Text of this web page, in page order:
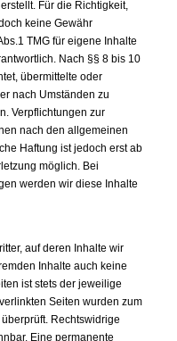
Für die Richtigkeit,
keine Gewähr
TMG für eigene Inhalte
Nach §§ 8 bis 10
übermittelte oder
nach Umständen zu
Verpflichtungen zur
nach den allgemeinen
Haftung ist jedoch erst ab
möglich. Bei
werden wir diese Inhalte
auf deren Inhalte wir
Inhalte auch keine
ist stets der jeweilige
Seiten wurden zum
Rechtswidrige
Eine permanente